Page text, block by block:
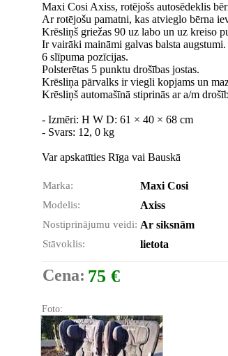
Maxi Cosi Axiss, rotējošs autosēdeklis
Ar rotējošu pamatni, kas atvieglo bērna
Krēsliņš griežas 90 uz labo un uz kreiso
Ir vairāki maināmi galvas balsta augstumi.
6 slīpuma pozīcijas.
Polsterētas 5 punktu drošības jostas.
Krēsliņa pārvalks ir viegli kopjams un
Krēsliņš automašīnā stiprinās ar a/m
- Izmēri: H W D: 61 × 40 × 68 cm
- Svars: 12, 0 kg
Var apskatīties Rīga vai Bauskā
Marka: Maxi Cosi
Modelis: Axiss
Nostiprinājumu veidi: Ar siksnām
Stāvoklis: lietota
Cena: 75 €
Foto: